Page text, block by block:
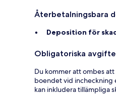
Återbetalningsbara
Deposition för
Obligatoriska
Du kommer att ombes
boendet vid incheckning
kan inkludera tillämpliga